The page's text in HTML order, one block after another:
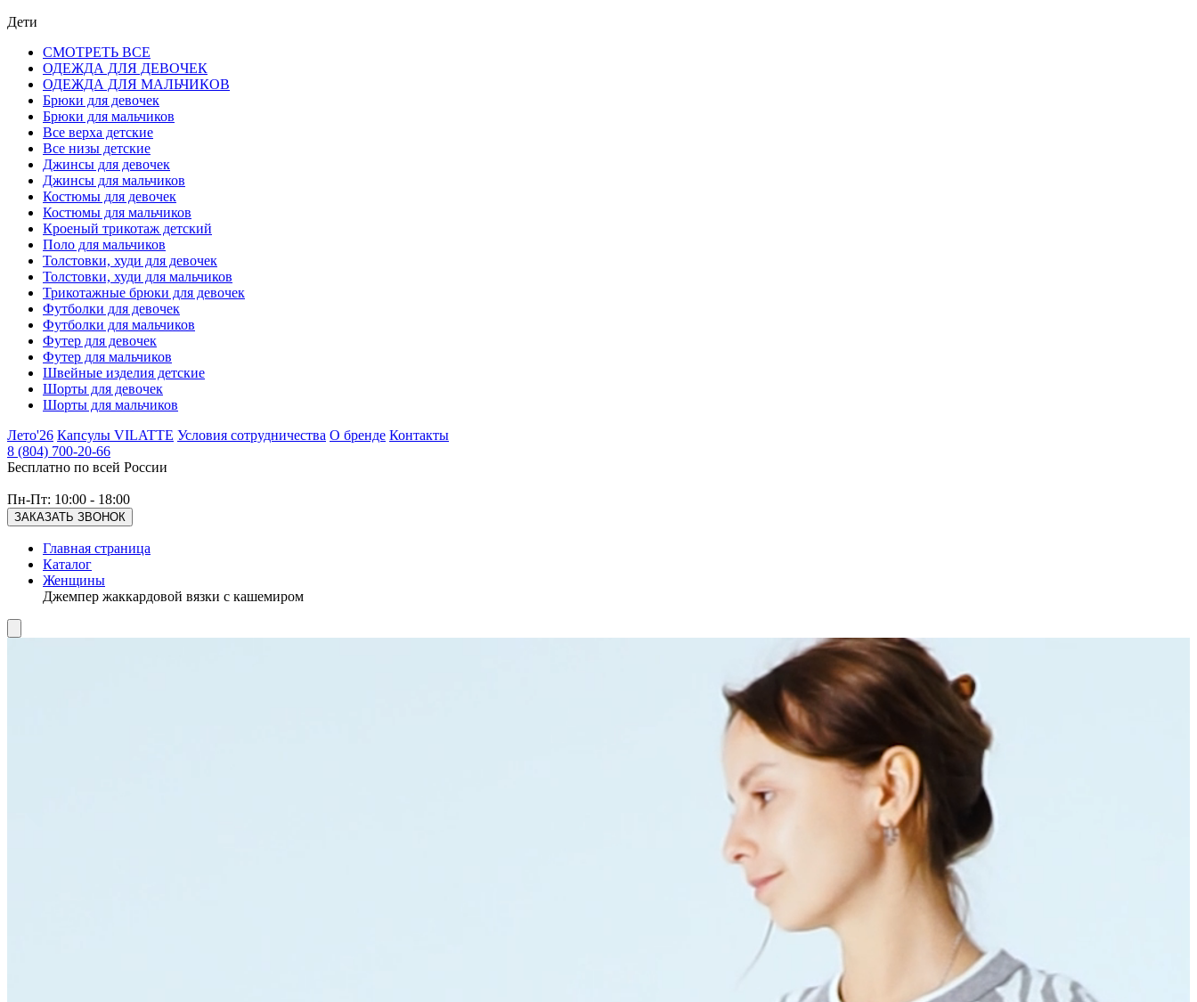
Дети
СМОТРЕТЬ ВСЕ
ОДЕЖДА ДЛЯ ДЕВОЧЕК
ОДЕЖДА ДЛЯ МАЛЬЧИКОВ
Брюки для девочек
Брюки для мальчиков
Все верха детские
Все низы детские
Джинсы для девочек
Джинсы для мальчиков
Костюмы для девочек
Костюмы для мальчиков
Кроеный трикотаж детский
Поло для мальчиков
Толстовки, худи для девочек
Толстовки, худи для мальчиков
Трикотажные брюки для девочек
Футболки для девочек
Футболки для мальчиков
Футер для девочек
Футер для мальчиков
Швейные изделия детские
Шорты для девочек
Шорты для мальчиков
Лето'26 Капсулы VILATTE Условия сотрудничества О бренде Контакты
8 (804) 700-20-66
Бесплатно по всей России
Пн-Пт: 10:00 - 18:00
ЗАКАЗАТЬ ЗВОНОК
Главная страница
Каталог
Женщины
Джемпер жаккардовой вязки с кашемиром